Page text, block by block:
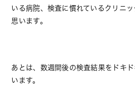
いる病院、検査に慣れているクリニ
思います。
あとは、数週間後の検査結果をドキ
います。